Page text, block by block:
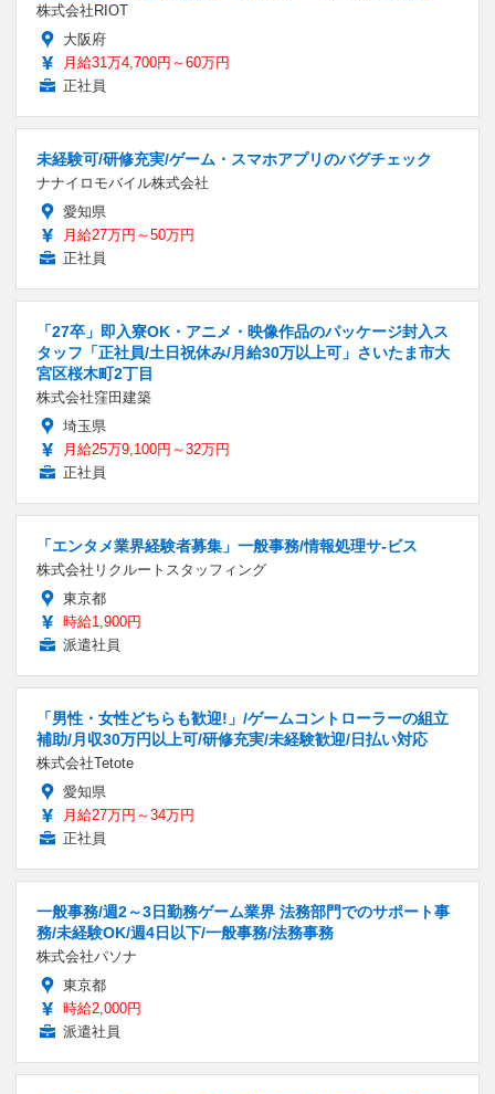
株式会社RIOT
大阪府
月給31万4,700円～60万円
正社員
未経験可/研修充実/ゲーム・スマホアプリのバグチェック
ナナイロモバイル株式会社
愛知県
月給27万円～50万円
正社員
「27卒」即入寮OK・アニメ・映像作品のパッケージ封入ス
タッフ「正社員/土日祝休み/月給30万以上可」さいたま市大
宮区桜木町2丁目
株式会社窪田建築
埼玉県
月給25万9,100円～32万円
正社員
「エンタメ業界経験者募集」一般事務/情報処理サ-ビス
株式会社リクルートスタッフィング
東京都
時給1,900円
派遣社員
「男性・女性どちらも歓迎!」/ゲームコントローラーの組立
補助/月収30万円以上可/研修充実/未経験歓迎/日払い対応
株式会社Tetote
愛知県
月給27万円～34万円
正社員
一般事務/週2～3日勤務ゲーム業界 法務部門でのサポート事
務/未経験OK/週4日以下/一般事務/法務事務
株式会社パソナ
東京都
時給2,000円
派遣社員